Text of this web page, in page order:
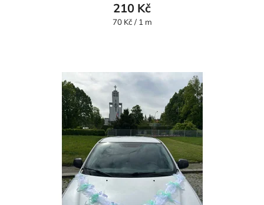
210 Kč
Měrná
70 Kč / 1 m